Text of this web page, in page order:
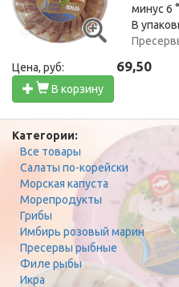
минус 6
В
Цена, руб: 69,50
В корзину
Категории:
Все товары
Салаты по-корейски
Морская капуста
Морепродукты
Грибы
Имбирь розовый марин
Пресервы рыбные
Филе рыбы
Икра